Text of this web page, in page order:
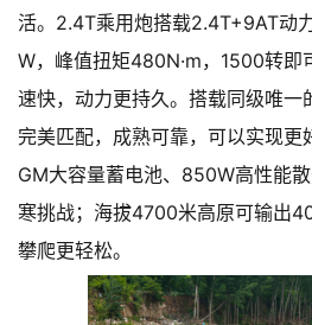
活。2.4T乘用炮搭载2.4T+9AT动
W，峰值扭矩480N·m，1500转即
速快，动力更持久。搭载同级唯一
完美匹配，成熟可靠，可以实现更
GM大容量蓄电池、850W高性能
寒挑战；海拔4700米高原可输出
攀爬更轻松。